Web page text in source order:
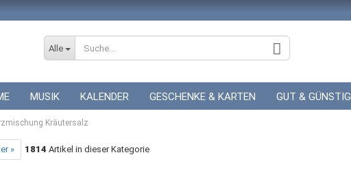
Alle
MUSIK KALENDER GESCHENKE & KARTEN GUT & GÜNSTIG
GESCHENKE ZUR HOCHZEIT
Kräutersalz
» 1814 Artikel in dieser Kategorie